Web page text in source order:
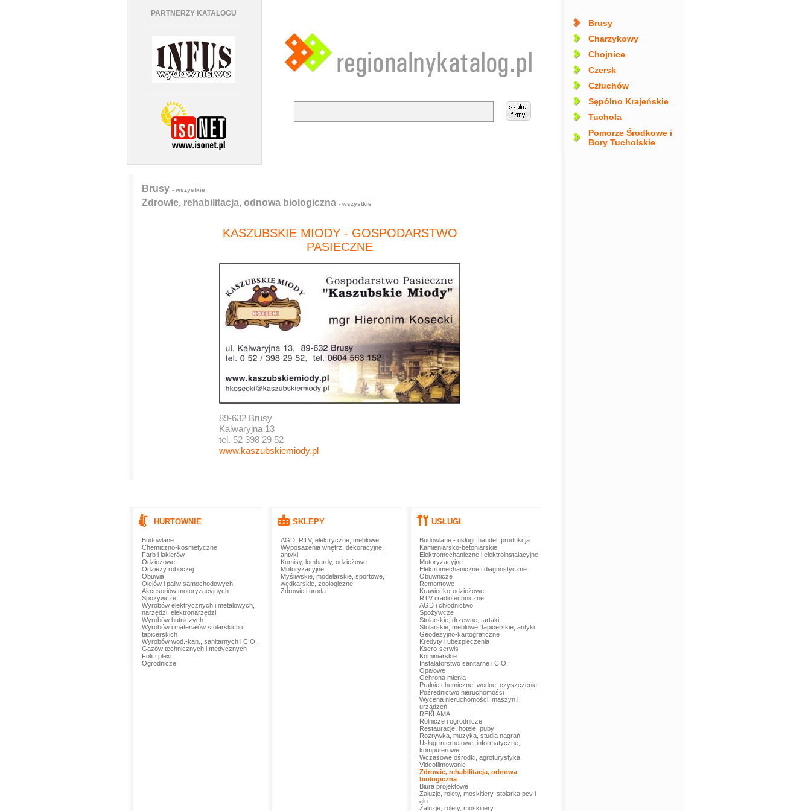
Brusy
Charzykowy
Chojnice
Czersk
Człuchów
Sępólno Krajeńskie
Tuchola
Pomorze Środkowe i
Bory Tucholskie
PARTNERZY KATALOGU
Brusy - wszystkie
Zdrowie, rehabilitacja, odnowa biologiczna - wszystkie
KASZUBSKIE MIODY - GOSPODARSTWO
PASIECZNE
89-632 Brusy
Kalwaryjna 13
tel. 52 398 29 52
www.kaszubskiemiody.pl
HURTOWNIE
Budowlane
Chemiczno-kosmetyczne
Farb i lakierów
Odzieżowe
Odzieży roboczej
Obuwia
Olejów i paliw samochodowych
Akcesoriów motoryzacyjnych
Spożywcze
Wyrobów elektrycznych i metalowych,
narzędzi, elektronarzędzi
Wyrobów hutniczych
Wyrobów i materiałów stolarskich i
tapicerskich
Wyrobów wod.-kan., sanitarnych i C.O.
Gazów technicznych i medycznych
Folii i plexi
Ogrodnicze
SKLEPY
AGD, RTV, elektryczne, meblowe
Wyposażenia wnętrz, dekoracyjne,
antyki
Komisy, lombardy, odzieżowe
Motoryzacyjne
Myśliwskie, modelarskie, sportowe,
wędkarskie, zoologiczne
Zdrowie i uroda
USŁUGI
Budowlane - usługi, handel, produkcja
Kamieniarsko-betoniarskie
Elektromechaniczne i elektroinstalacyjne
Motoryzacyjne
Elektromechaniczne i diagnostyczne
Obuwnicze
Remontowe
Krawiecko-odzieżowe
RTV i radiotechniczne
AGD i chłodnictwo
Spożywcze
Stolarskie, drzewne, tartaki
Stolarskie, meblowe, tapicerskie, antyki
Geodezyjno-kartograficzne
Kredyty i ubezpieczenia
Ksero-serwis
Kominiarskie
Instalatorstwo sanitarne i C.O.
Opałowe
Ochrona mienia
Pralnie chemiczne, wodne, czyszczenie
Pośrednictwo nieruchomości
Wycena nieruchomości, maszyn i
urządzeń
REKLAMA
Rolnicze i ogrodnicze
Restauracje, hotele, puby
Rozrywka, muzyka, studia nagrań
Usługi internetowe, informatyczne,
komputerowe
Wczasowe ośrodki, agroturystyka
Videofilmowanie
Zdrowie, rehabilitacja, odnowa
biologiczna
Biura projektowe
Żaluzje, rolety, moskitiery, stolarka pcv i
alu
Żaluzje, rolety, moskitiery